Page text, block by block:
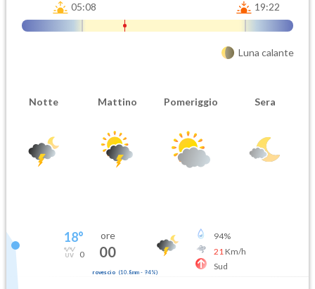
05:08 19:22
Luna calante
Notte Mattino Pomeriggio Sera
18°
0
ore
00
rovescio (10.8mm- 94%)
94%
21 Km/h
Sud